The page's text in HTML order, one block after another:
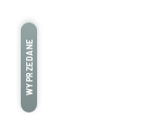
WYPRZEDANE